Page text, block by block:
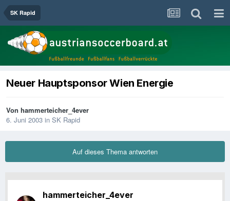
SK Rapid
Neuer Hauptsponsor Wien Energie
Von hammerteicher_4ever
6. Juni 2003 in SK Rapid
Auf dieses Thema antworten
hammerteicher_4ever